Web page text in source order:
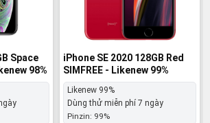
Space
98%
iPhone SE 2020 128GB Red
SIMFREE - Likenew 99%
Likenew 99%
Dùng thử miễn phí 7 ngày
Pinzin: 99%